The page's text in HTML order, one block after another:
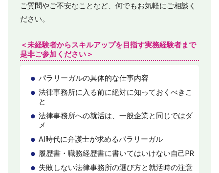
ご質問やご不安なことなど、何でもお気軽にご相談く
ださい。
＜未経験者からスキルアップを目指す実務経験者まで
是非ご参加ください＞
パラリーガルの具体的な仕事内容
法律事務所に入る前に絶対に知っておくべきこ
と
法律事務所への就活は、一般企業と同じではダ
メ
AI時代に弁護士が求めるパラリーガル
履歴書・職務経歴書に書いてはいけない自己PR
失敗しない法律事務所の選び方と就活時の注意